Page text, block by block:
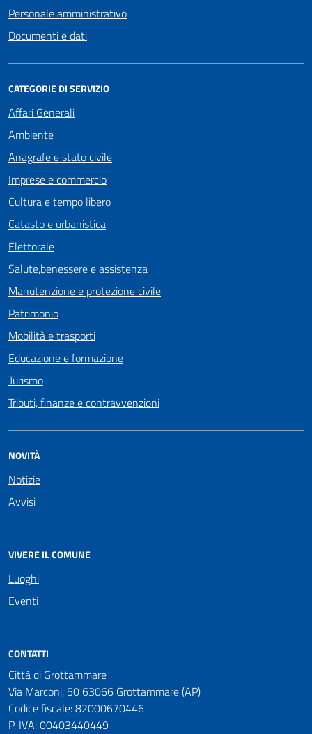
Personale amministrativo
Documenti e dati
CATEGORIE DI SERVIZIO
Affari Generali
Ambiente
Anagrafe e stato civile
Imprese e commercio
Cultura e tempo libero
Catasto e urbanistica
Elettorale
Salute,benessere e assistenza
Manutenzione e protezione civile
Patrimonio
Mobilità e trasporti
Educazione e formazione
Turismo
Tributi, finanze e contravvenzioni
NOVITÀ
Notizie
Avvisi
VIVERE IL COMUNE
Luoghi
Eventi
CONTATTI
Città di Grottammare
Via Marconi, 50 63066 Grottammare (AP)
Codice fiscale: 82000670446
P. IVA: 00403440449